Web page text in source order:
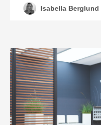
Isabella Berglund